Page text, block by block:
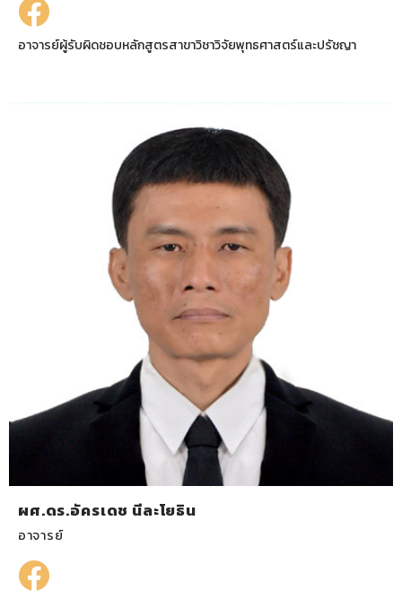
อาจารย์ผู้รับผิดชอบหลักสูตรสาขาวิชาวิจัยพุทธศาสตร์และปรัชญา
ผศ.ดร.อัครเดช นีละโยธิน
อาจารย์